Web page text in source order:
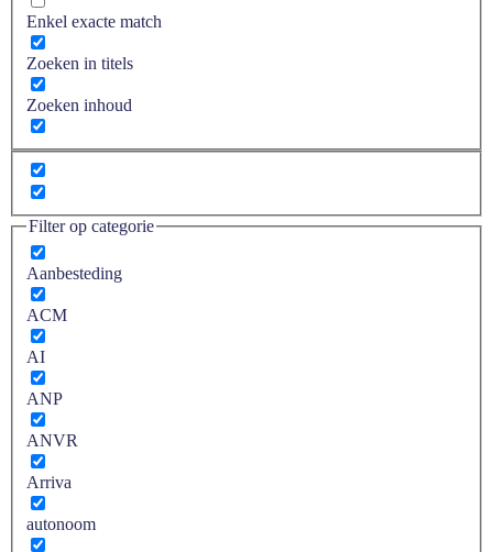
Enkel exacte match
Zoeken in titels
Zoeken inhoud
Filter op categorie
Aanbesteding
ACM
AI
ANP
ANVR
Arriva
autonoom